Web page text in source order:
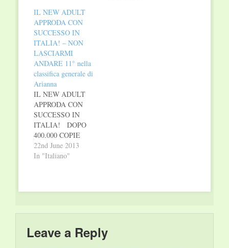
IL NEW ADULT
APPRODA CON
SUCCESSO IN
ITALIA! – NON
LASCIARMI
ANDARE 11° nella
classifica generale di
Arianna
IL NEW ADULT
APPRODA CON
SUCCESSO IN
ITALIA! DOPO
400.000 COPIE
VENDUTE IN
INGHILTERRA E IN
ANDARE DOPO
22nd June 2013
In "Italiano"
Leave a Reply